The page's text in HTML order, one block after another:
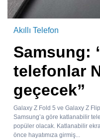
Akıllı Telefon
Samsung:
telefonlar
geçecek”
Galaxy Z Fold 5 ve Galaxy Z
Samsung’a göre katlanabilir
popüler olacak. Katlanabilir
önce hayatımıza girmiş...